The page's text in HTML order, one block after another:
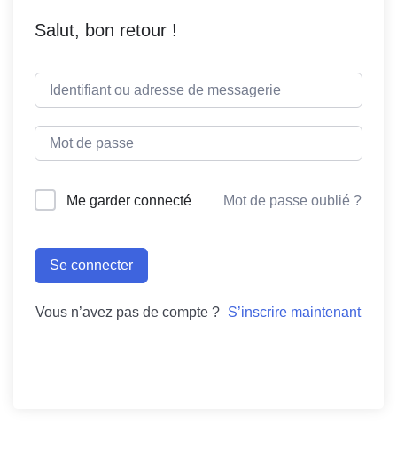
Salut, bon retour !
Me garder connecté Mot de passe oublié ?
Se connecter
Vous n’avez pas de compte ? S’inscrire maintenant